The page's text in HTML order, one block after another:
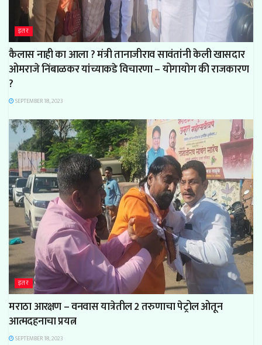
इतर
कैलास नाही का आला ? मंत्री तानाजीराव सावंतांनी केली खासदार
ओमराजे निंबाळकर यांच्याकडे विचारणा – योगायोग की राजकारण
?
SEPTEMBER 18, 2023
इतर
मराठा आरक्षण – वनवास यात्रेतील 2 तरुणाचा पेट्रोल ओतून
आत्मदहनाचा प्रयत्न
SEPTEMBER 18, 2023